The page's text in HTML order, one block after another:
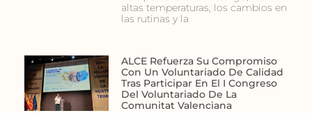
altas temperaturas, los cambios en
las rutinas y la
ALCE Refuerza Su Compromiso
Con Un Voluntariado De Calidad
Tras Participar En El I Congreso
Del Voluntariado De La
Comunitat Valenciana